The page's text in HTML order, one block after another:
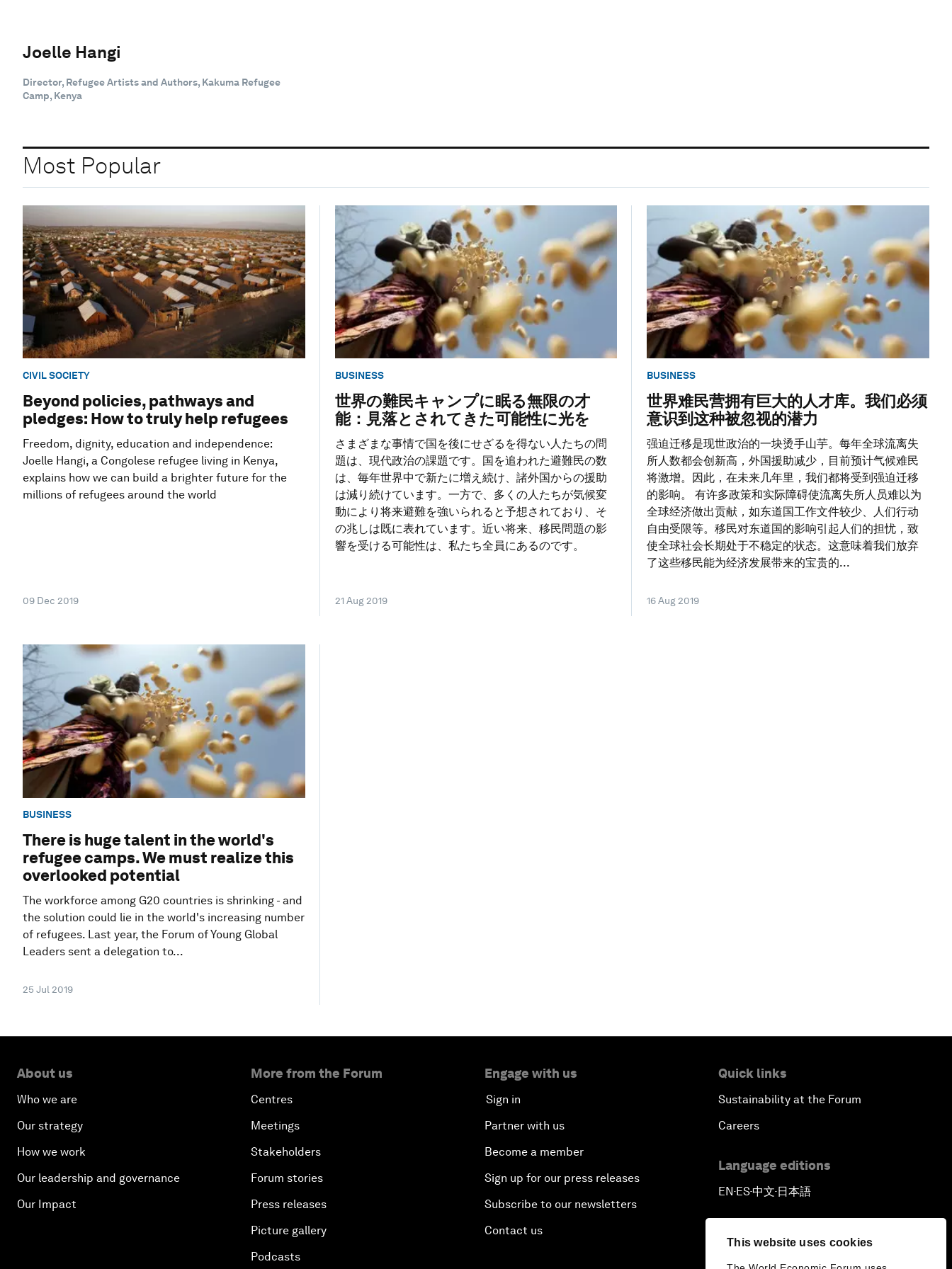
This website uses cookies
Joelle Hangi
Director, Refugee Artists and Authors, Kakuma Refugee
Camp, Kenya
Most Popular
CIVIL SOCIETY
Beyond policies, pathways and
pledges: How to truly help refugees
Freedom, dignity, education and independence:
Joelle Hangi, a Congolese refugee living in Kenya,
explains how we can build a brighter future for the
millions of refugees around the world
09 Dec 2019
BUSINESS
世界の難民キャンプに眠る無限の才
能：見落とされてきた可能性に光を
さまざまな事情で国を後にせざるを得ない人たちの問
題は、現代政治の課題です。国を追われた避難民の数
は、毎年世界中で新たに増え続け、諸外国からの援助
は減り続けています。一方で、多くの人たちが気候変
動により将来避難を強いられると予想されており、そ
の兆しは既に表れています。近い将来、移民問題の影
響を受ける可能性は、私たち全員にあるのです。
21 Aug 2019
BUSINESS
世界难民营拥有巨大的人才库。我们必须
意识到这种被忽视的潜力
强迫迁移是现世政治的一块烫手山芋。每年全球流离失
所人数都会创新高，外国援助减少，目前预计气候难民
将激增。因此，在未来几年里，我们都将受到强迫迁移
的影响。 有许多政策和实际障碍使流离失所人员难以为
全球经济做出贡献，如东道国工作文件较少、人们行动
自由受限等。移民对东道国的影响引起人们的担忧，致
使全球社会长期处于不稳定的状态。这意味着我们放弃
了这些移民能为经济发展带来的宝贵的...
16 Aug 2019
BUSINESS
There is huge talent in the world's
refugee camps. We must realize this
overlooked potential
The workforce among G20 countries is shrinking - and
the solution could lie in the world's increasing number
of refugees. Last year, the Forum of Young Global
Leaders sent a delegation to...
25 Jul 2019
About us
Who we are
Our strategy
How we work
Our leadership and governance
Our Impact
More from the Forum
Centres
Meetings
Stakeholders
Forum stories
Press releases
Picture gallery
Podcasts
Engage with us
Sign in
Partner with us
Become a member
Sign up for our press releases
Subscribe to our newsletters
Contact us
Quick links
Sustainability at the Forum
Careers
Language editions
EN ▪ ES▪中文▪ 日本語